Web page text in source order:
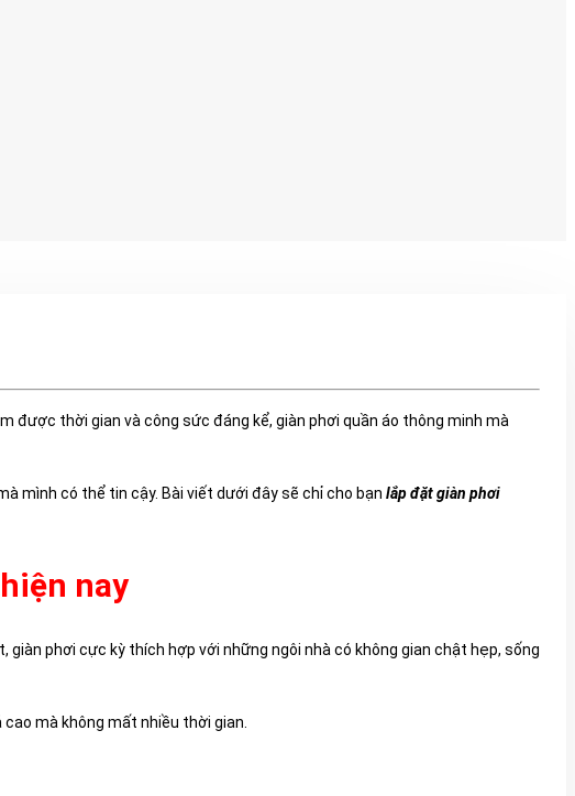
được thời gian và công sức đáng kể, giàn phơi quần áo thông minh mà
mình có thể tin cậy. Bài viết dưới đây sẽ chỉ cho bạn lắp đặt giàn phơi
nay
phơi cực kỳ thích hợp với những ngôi nhà có không gian chật hẹp, sống
mà không mất nhiều thời gian.